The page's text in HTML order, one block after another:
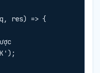
res) => {